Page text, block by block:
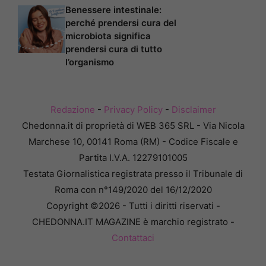
Benessere intestinale:
perché prendersi cura del
microbiota significa
prendersi cura di tutto
l’organismo
Redazione - Privacy Policy- Disclaimer
Chedonna.it di proprietà di WEB 365 SRL - Via Nicola
Marchese 10, 00141 Roma (RM) - Codice Fiscale e
Partita I.V.A. 12279101005
Testata Giornalistica registrata presso il Tribunale di
Roma con n°149/2020 del 16/12/2020
Copyright ©2026 - Tutti i diritti riservati -
CHEDONNA.IT MAGAZINE è marchio registrato -
Contattaci